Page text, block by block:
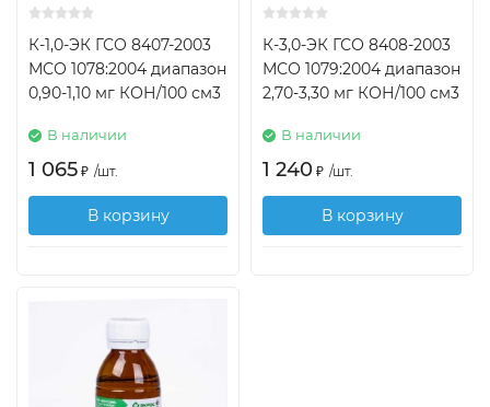
К-1,0-ЭК ГСО 8407-2003
МСО 1078:2004 диапазон
0,90-1,10 мг КОН/100 см3
В наличии
1 065 ₽ /шт.
В корзину
К-3,0-ЭК ГСО 8408-2003
МСО 1079:2004 диапазон
2,70-3,30 мг КОН/100 см3
В наличии
1 240 ₽ /шт.
В корзину